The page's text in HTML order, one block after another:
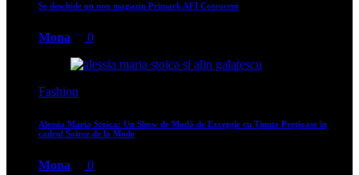
Se deschide un nou magazin Primark AFI Cotroceni
Mona 0
Fashion
Alessia Maria Stoica: Un Show de Modă de Excepție cu Ținute Prețioase în
cadrul Soiree de la Mode
Mona 0